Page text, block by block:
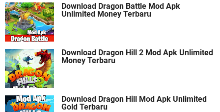
Download Dragon Battle Mod Apk
Unlimited Money Terbaru
Download Dragon Hill 2 Mod Apk Unlimited
Money Terbaru
Download Dragon Hill Mod Apk Unlimited
Gold Terbaru